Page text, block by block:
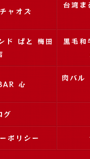
ャオズ
台湾ま
ド ぱと 梅田
黒毛和
心
肉バル
グ
ポリシー